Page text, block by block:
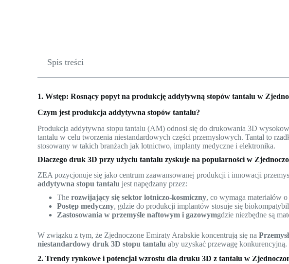
Spis treści
1. Wstęp: Rosnący popyt na produkcję addytywną stopów tantalu w
Czym jest produkcja addytywna stopów tantalu?
Produkcja addytywna stopu tantalu (AM) odnosi się do drukowania 3D
tantalu w celu tworzenia niestandardowych części przemysłowych. Tantal to
stosowany w takich branżach jak lotnictwo, implanty medyczne i elektronika.
Dlaczego druk 3D przy użyciu tantalu zyskuje na popularności w
ZEA pozycjonuje się jako centrum zaawansowanej produkcji i innowacji
addytywna stopu tantalu jest napędzany przez:
Therozwijający się sektor lotniczo-kosmiczny, co wymaga materiałów
Postęp medyczny, gdzie do produkcji implantów stosuje się
Zastosowania w przemyśle naftowym i gazowymgdzie niezbędne są
W związku z tym, że Zjednoczone Emiraty Arabskie koncentrują się na
niestandardowy druk 3D stopu tantalu aby uzyskać przewagę konkurencyjną.
2. Trendy rynkowe i potencjał wzrostu dla druku 3D z tantalu w